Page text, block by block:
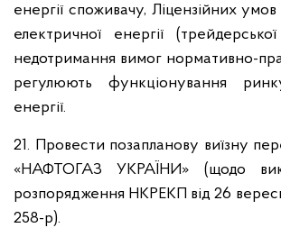
енергії споживачу, Ліцензійних
електричної енергії
недотримання вимог нормативно-
регулюють функціонування
енергії.
21. Провести позапланову виїзну
«НАФТОГАЗ УКРАЇНИ» (щодо
розпорядження НКРЕКП від 26
258-р).